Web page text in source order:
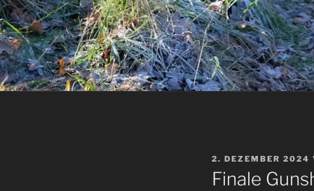
VERÖFFENTLICHT
AM
2. DEZEMBER 2024
Finale